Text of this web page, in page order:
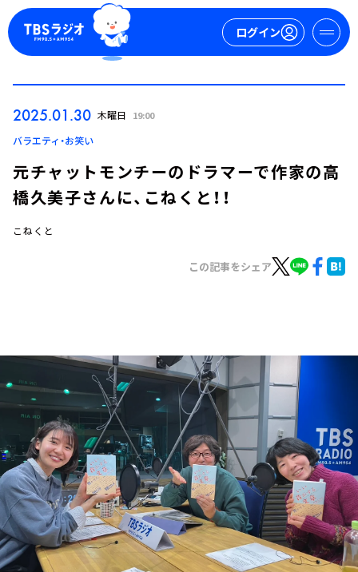
ログイン
ログイン
お知らせ
イベント・グッズ
YouTube
会社情報
2025.01.30 木曜日 19:00
バラエティ・お笑い
元チャットモンチーのドラマーで作家の高
橋久美子さんに、こねくと！！
こねくと
この記事をシェア